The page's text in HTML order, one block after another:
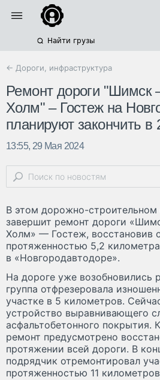
Найти грузы
← Дороги, инфраструктура
Ремонт дороги "Шимск
Холм" – Гостеж на
планируют закончить в
13:55, 29 Мая 2024
В этом дорожно-строительном
завершит ремонт дороги
Холм» — Гостеж, восстановив
протяженностью 5,2
в «Новгородавтодоре».
На дороге уже возобновились
группа отфрезеровала
участке в 5 километров.
устройство выравнивающего
асфальтобетонного покрытия.
ремонт предусмотрено
протяжении всей дороги. В
подрядчик отремонтировал
протяженностью 11